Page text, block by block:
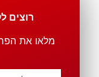
רוצים
מלאו את